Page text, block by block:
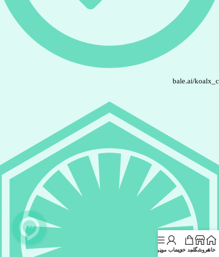
bale.ai/
خانهفروشگاهسبد خریدحساب منمنو